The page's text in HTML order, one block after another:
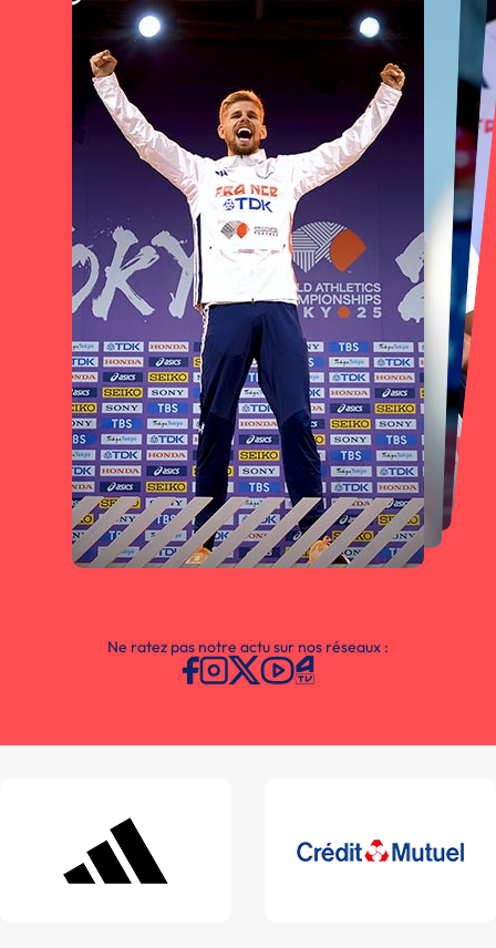
Ne ratez pas notre actu sur nos réseaux :